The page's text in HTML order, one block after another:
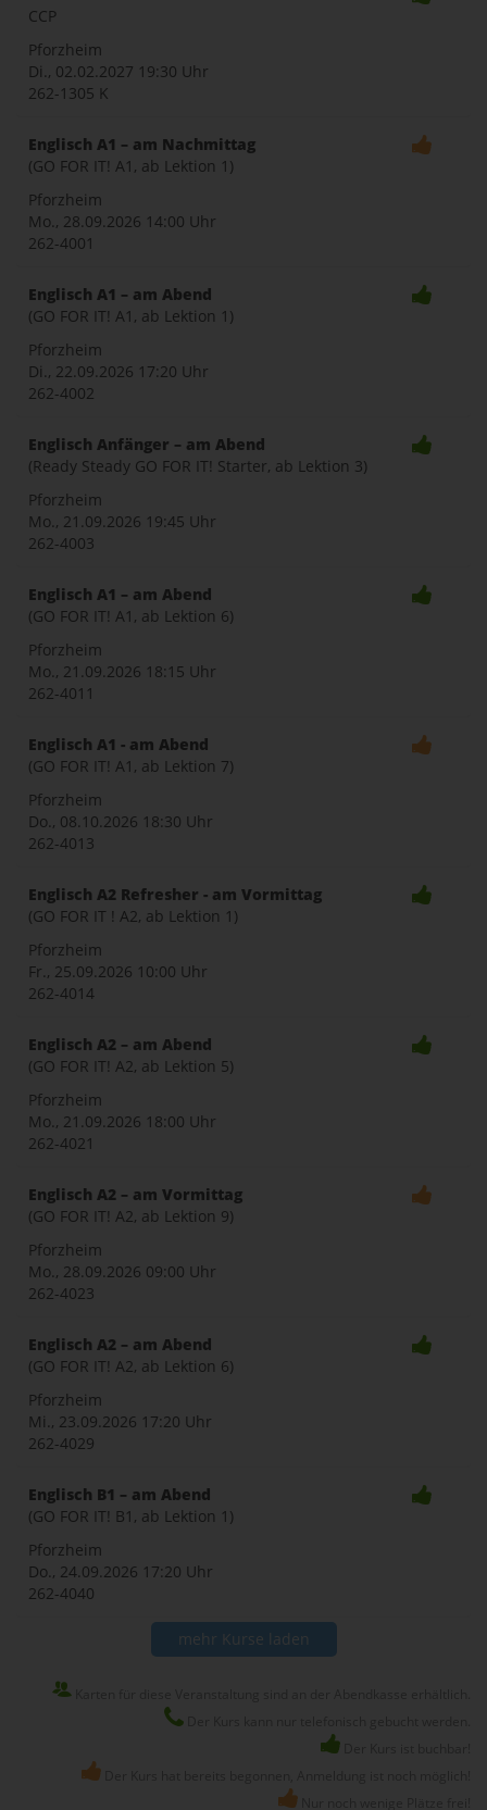
CCP
Pforzheim
Di., 02.02.2027 19:30 Uhr
262-1305 K
Englisch A1 – am Nachmittag
(GO FOR IT! A1, ab Lektion 1)
Pforzheim
Mo., 28.09.2026 14:00 Uhr
262-4001
Englisch A1 – am Abend
(GO FOR IT! A1, ab Lektion 1)
Pforzheim
Di., 22.09.2026 17:20 Uhr
262-4002
Englisch Anfänger – am Abend
(Ready Steady GO FOR IT! Starter, ab Lektion 3)
Pforzheim
Mo., 21.09.2026 19:45 Uhr
262-4003
Englisch A1 – am Abend
(GO FOR IT! A1, ab Lektion 6)
Pforzheim
Mo., 21.09.2026 18:15 Uhr
262-4011
Englisch A1 - am Abend
(GO FOR IT! A1, ab Lektion 7)
Pforzheim
Do., 08.10.2026 18:30 Uhr
262-4013
Englisch A2 Refresher - am Vormittag
(GO FOR IT ! A2, ab Lektion 1)
Pforzheim
Fr., 25.09.2026 10:00 Uhr
262-4014
Englisch A2 – am Abend
(GO FOR IT! A2, ab Lektion 5)
Pforzheim
Mo., 21.09.2026 18:00 Uhr
262-4021
Englisch A2 – am Vormittag
(GO FOR IT! A2, ab Lektion 9)
Pforzheim
Mo., 28.09.2026 09:00 Uhr
262-4023
Englisch A2 – am Abend
(GO FOR IT! A2, ab Lektion 6)
Pforzheim
Mi., 23.09.2026 17:20 Uhr
262-4029
Englisch B1 – am Abend
(GO FOR IT! B1, ab Lektion 1)
Pforzheim
Do., 24.09.2026 17:20 Uhr
262-4040
mehr Kurse laden